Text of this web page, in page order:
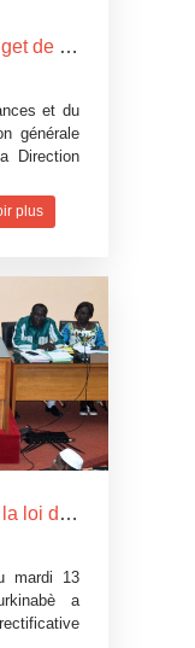
Conférence publique sur le budget de l’Etat, exercice 2019: Devoir de transparence vis-à-vis des citoyens burkinabè
et du
générale
Direction
plus
Loi de Finances rectificative de la loi de Finances pour l’exécution du budget 2018: Un réajustement pour tenir compte du contexte difficile
mardi 13
a